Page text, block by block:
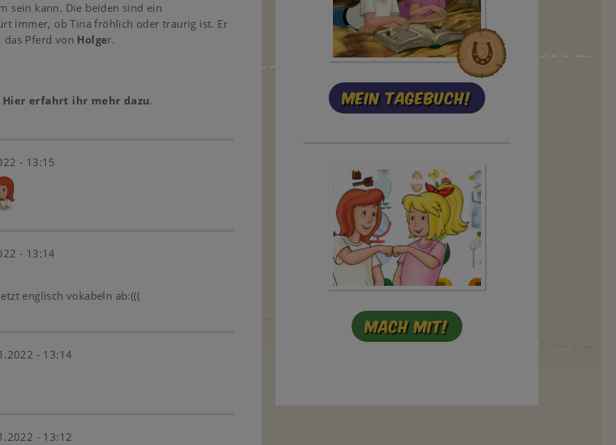
sein kann. Die beiden sind ein
immer, ob Tina fröhlich oder traurig ist. Er
, das Pferd von Holger.
Hier erfahrt ihr mehr dazu.
- 13:15
- 13:14
englisch vokabeln ab:(((
- 13:14
- 13:12
Mein Tagebuch!
Mach mit!